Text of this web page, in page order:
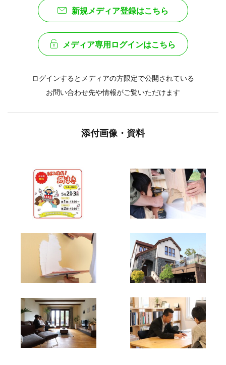
新規メディア登録はこちら
メディア専用ログインはこちら
ログインするとメディアの方限定で公開されている
お問い合わせ先や情報がご覧いただけます
添付画像・資料